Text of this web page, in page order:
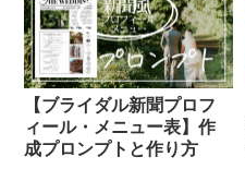
【ブライダル新聞プロフ
ィール・メニュー表】作
成プロンプトと作り方